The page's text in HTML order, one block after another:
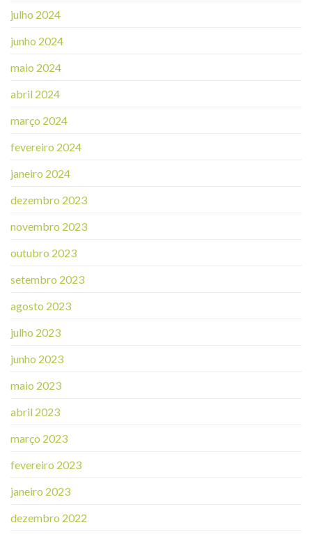
julho 2024
junho 2024
maio 2024
abril 2024
março 2024
fevereiro 2024
janeiro 2024
dezembro 2023
novembro 2023
outubro 2023
setembro 2023
agosto 2023
julho 2023
junho 2023
maio 2023
abril 2023
março 2023
fevereiro 2023
janeiro 2023
dezembro 2022